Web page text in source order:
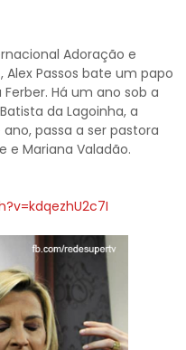
Adoração e
Alex Passos bate um papo
Há um ano sob a
da Lagoinha, a
passa a ser pastora
e Mariana Valadão.